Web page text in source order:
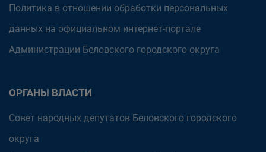
Политика в отношении обработки персональных
данных на официальном интернет-портале
Администрации Беловского городского округа
ОРГАНЫ ВЛАСТИ
Совет народных депутатов Беловского городского
округа